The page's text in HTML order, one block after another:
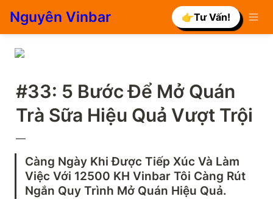
Nguyên Vinbar 👉Tư Vấn!
#33: 5 Bước Để Mở Quán
Trà Sữa Hiệu Quả Vượt Trội
—
Càng Ngày Khi Được Tiếp Xúc Và Làm
Việc Với 12500 KH Vinbar Tôi Càng Rút
Ngắn Quy Trình Mở Quán Hiệu Quả.